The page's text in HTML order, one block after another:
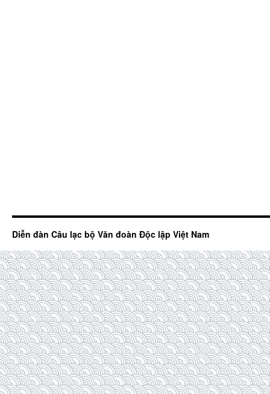
Diễn đàn Câu lạc bộ Văn đoàn Độc lập Việt Nam